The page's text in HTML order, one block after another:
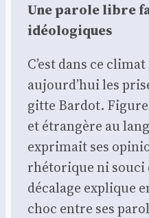
Une parole libre
idéo­lo­giques
C’est dans ce
aujourd’hui les
gitte Bar­dot.
et étran­gère au
expri­mait ses
rhé­to­rique ni sou­ci
déca­lage explique
choc entre ses